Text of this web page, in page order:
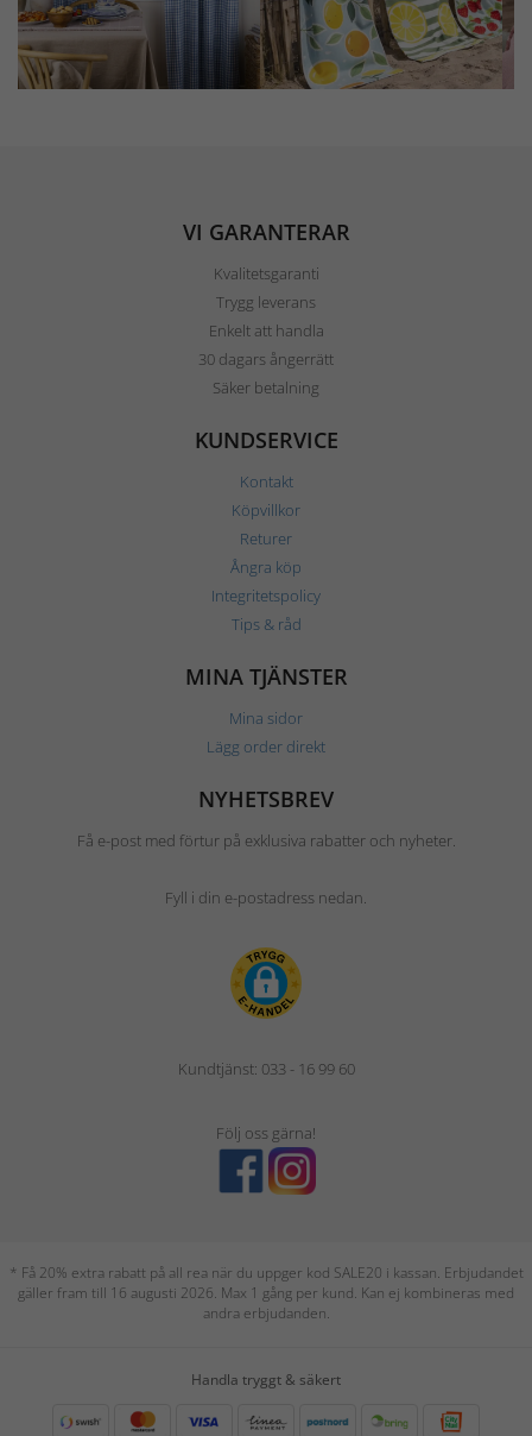
VI GARANTERAR
Kvalitetsgaranti
Trygg leverans
Enkelt att handla
30 dagars ångerrätt
Säker betalning
KUNDSERVICE
Kontakt
Köpvillkor
Returer
Ångra köp
Integritetspolicy
Tips & råd
MINA TJÄNSTER
Mina sidor
Lägg order direkt
NYHETSBREV
Få e-post med förtur på exklusiva rabatter och nyheter.
Fyll i din e-postadress nedan.
Kundtjänst: 033 - 16 99 60
Följ oss gärna!
* Få 20% extra rabatt på all rea när du uppger kod SALE20 i kassan. Erbjudandet
gäller fram till 16 augusti 2026. Max 1 gång per kund. Kan ej kombineras med
andra erbjudanden.
Handla tryggt & säkert